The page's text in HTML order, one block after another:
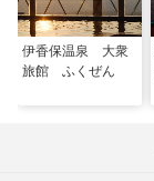
伊香保温泉 大衆
旅館 ふくぜん